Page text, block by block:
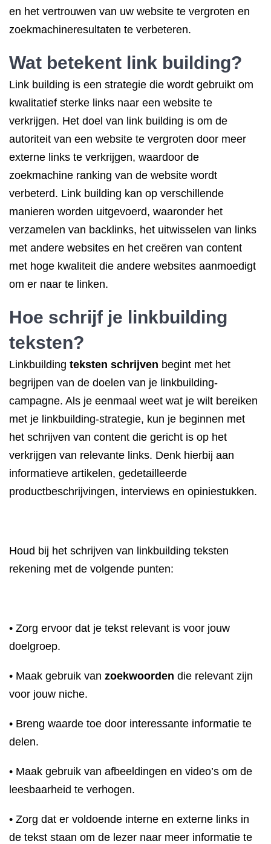
en het vertrouwen van uw website te vergroten en
zoekmachineresultaten te verbeteren.
Wat betekent link building?
Link building is een strategie die wordt gebruikt om
kwalitatief sterke links naar een website te
verkrijgen. Het doel van link building is om de
autoriteit van een website te vergroten door meer
externe links te verkrijgen, waardoor de
zoekmachine ranking van de website wordt
verbeterd. Link building kan op verschillende
manieren worden uitgevoerd, waaronder het
verzamelen van backlinks, het uitwisselen van links
met andere websites en het creëren van content
met hoge kwaliteit die andere websites aanmoedigt
om er naar te linken.
Hoe schrijf je linkbuilding
teksten?
Linkbuilding teksten schrijven begint met het
begrijpen van de doelen van je linkbuilding-
campagne. Als je eenmaal weet wat je wilt bereiken
met je linkbuilding-strategie, kun je beginnen met
het schrijven van content die gericht is op het
verkrijgen van relevante links. Denk hierbij aan
informatieve artikelen, gedetailleerde
productbeschrijvingen, interviews en opiniestukken.
Houd bij het schrijven van linkbuilding teksten
rekening met de volgende punten:
• Zorg ervoor dat je tekst relevant is voor jouw
doelgroep.
• Maak gebruik van zoekwoorden die relevant zijn
voor jouw niche.
• Breng waarde toe door interessante informatie te
delen.
• Maak gebruik van afbeeldingen en video’s om de
leesbaarheid te verhogen.
• Zorg dat er voldoende interne en externe links in
de tekst staan om de lezer naar meer informatie te